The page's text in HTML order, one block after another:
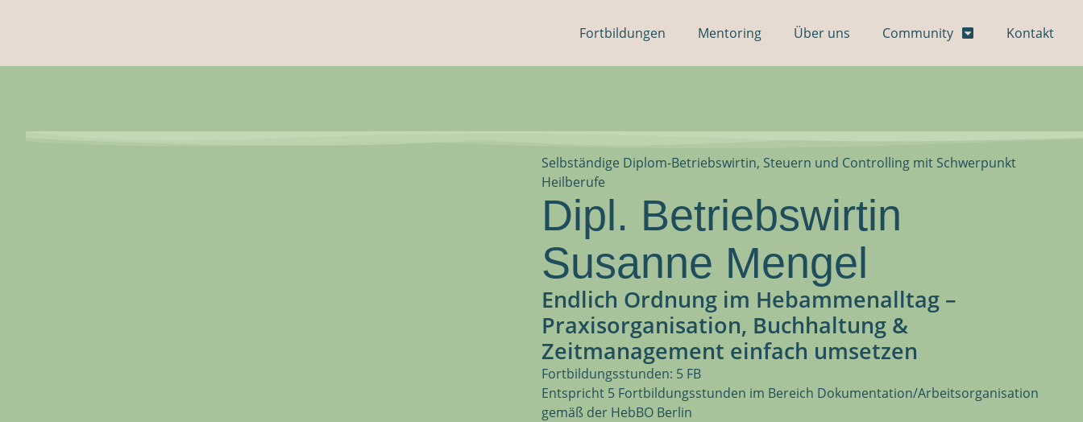
Fortbildungen Mentoring Über uns Community Kontakt
Selbständige Diplom-Betriebswirtin, Steuern und Controlling mit Schwerpunkt
Heilberufe
Dipl. Betriebswirtin
Susanne Mengel
Endlich Ordnung im Hebammenalltag –
Praxisorganisation, Buchhaltung &
Zeitmanagement einfach umsetzen
Fortbildungsstunden: 5 FB
Entspricht 5 Fortbildungsstunden im Bereich Dokumentation/Arbeitsorganisation
gemäß der HebBO Berlin